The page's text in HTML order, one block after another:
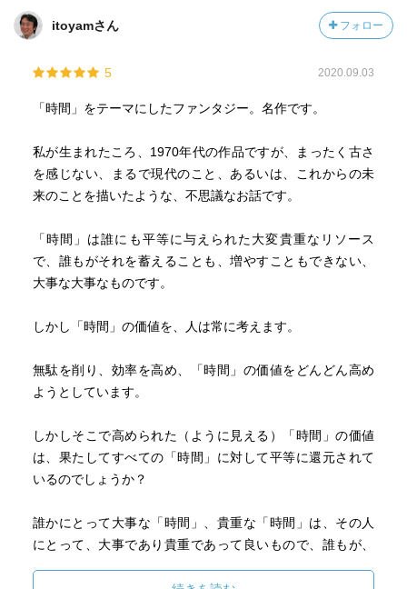
itoyamさん フォロー
5 2020.09.03
「時間」をテーマにしたファンタジー。名作です。
私が生まれたころ、1970年代の作品ですが、まったく古さ
を感じない、まるで現代のこと、あるいは、これからの未
来のことを描いたような、不思議なお話です。
「時間」は誰にも平等に与えられた大変貴重なリソース
で、誰もがそれを蓄えることも、増やすこともできない、
大事な大事なものです。
しかし「時間」の価値を、人は常に考えます。
無駄を削り、効率を高め、「時間」の価値をどんどん高め
ようとしています。
しかしそこで高められた（ように見える）「時間」の価値
は、果たしてすべての「時間」に対して平等に還元されて
いるのでしょうか？
誰かにとって大事な「時間」、貴重な「時間」は、その人
にとって、大事であり貴重であって良いもので、誰もが、